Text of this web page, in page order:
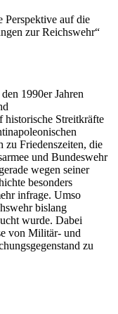
Perspektive auf die
zur Reichswehr“
1990er Jahren
historische Streitkräfte
zu Friedenszeiten, die
und Bundeswehr
wegen seiner
besonders
infrage. Umso
bislang
wurde. Dabei
von Militär- und
zu